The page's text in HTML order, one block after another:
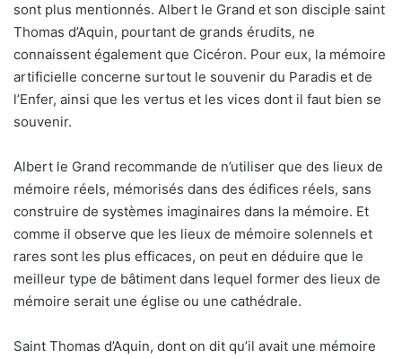
sont plus mentionnés. Albert le Grand et son disciple saint
Thomas d’Aquin, pourtant de grands érudits, ne
connaissent également que Cicéron. Pour eux, la mémoire
artificielle concerne surtout le souvenir du Paradis et de
l’Enfer, ainsi que les vertus et les vices dont il faut bien se
souvenir.
Albert le Grand recommande de n’utiliser que des lieux de
mémoire réels, mémorisés dans des édifices réels, sans
construire de systèmes imaginaires dans la mémoire. Et
comme il observe que les lieux de mémoire solennels et
rares sont les plus efficaces, on peut en déduire que le
meilleur type de bâtiment dans lequel former des lieux de
mémoire serait une église ou une cathédrale.
Saint Thomas d’Aquin, dont on dit qu’il avait une mémoire